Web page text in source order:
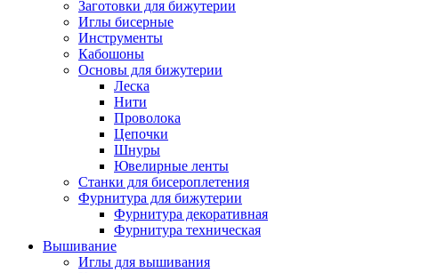
Заготовки для бижутерии
Иглы бисерные
Инструменты
Кабошоны
Основы для бижутерии
Леска
Нити
Проволока
Цепочки
Шнуры
Ювелирные ленты
Станки для бисероплетения
Фурнитура для бижутерии
Фурнитура декоративная
Фурнитура техническая
Вышивание
Иглы для вышивания